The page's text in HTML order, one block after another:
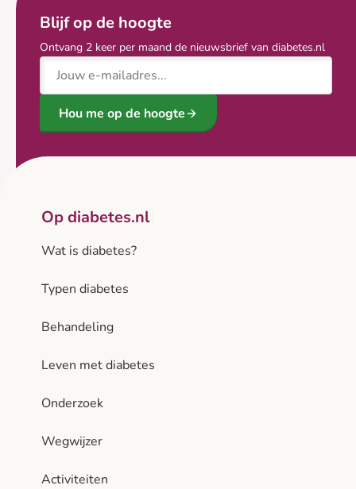
Blijf op de hoogte
Ontvang 2 keer per maand de nieuwsbrief van diabetes.nl
E-mailadres
Hou me op de hoogte
Op diabetes.nl
Wat is diabetes?
Typen diabetes
Behandeling
Leven met diabetes
Onderzoek
Wegwijzer
Activiteiten